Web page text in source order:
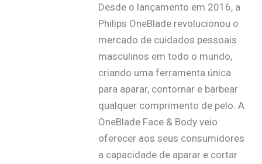
Desde o lançamento em 2016, a
Philips OneBlade revolucionou o
mercado de cuidados pessoais
masculinos em todo o mundo,
criando uma ferramenta única
para aparar, contornar e barbear
qualquer comprimento de pelo. A
OneBlade Face & Body veio
oferecer aos seus consumidores
a capacidade de aparar e cortar